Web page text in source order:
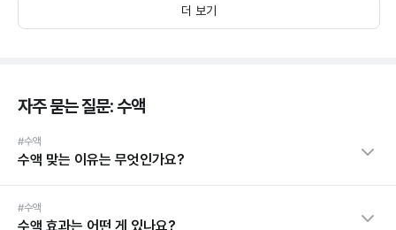
더 보기
자주 묻는 질문: 수액
#수액
수액 맞는 이유는 무엇인가요?
#수액
수액 효과는 어떤 게 있나요?